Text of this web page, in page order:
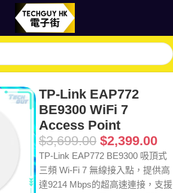
TP-Link EAP772
BE9300 WiFi 7
Access Point
$3,699.00 $2,399.00
TP-Link EAP772 BE9300 吸頂式
三頻 Wi-Fi 7 無線接入點，提供高
達9214 Mbps的超高速連接，支援